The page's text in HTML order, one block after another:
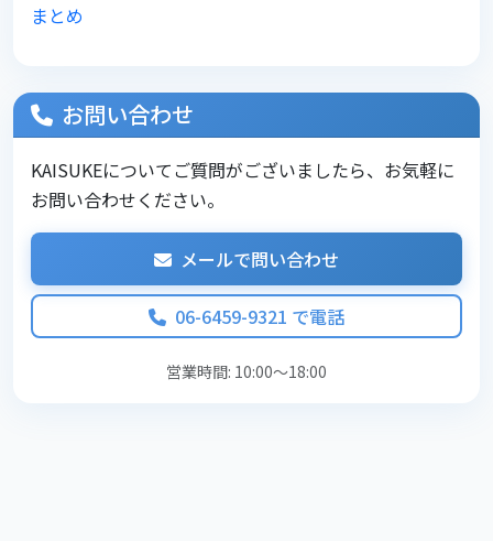
まとめ
お問い合わせ
KAISUKEについてご質問がございましたら、お気軽に
お問い合わせください。
メールで問い合わせ
06-6459-9321 で電話
営業時間: 10:00～18:00